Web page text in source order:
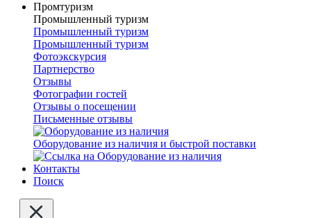
Промтуризм
Промышленный туризм
Промышленный туризм
Промышленный туризм
Фотоэкскурсия
Партнерство
Отзывы
Фотографии гостей
Отзывы о посещении
Письменные отзывы
Оборудование из наличия и быстрой поставки
Контакты
Поиск